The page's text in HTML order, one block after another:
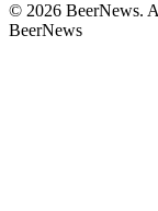
© 2026 BeerNews.
BeerNews